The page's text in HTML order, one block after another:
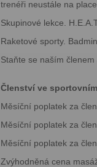
trenéři neustále na
Skupinové lekce.
Raketové sporty.
Staňte se naším
Členství ve
Měsíční poplatek za
Měsíční poplatek za
Měsíční poplatek za
Zvýhodněná cena